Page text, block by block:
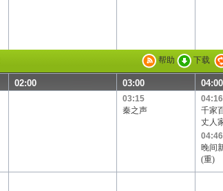
帮助 下载
02:00 03:00 04:00
03:15
秦之声
04:16
千家
丈人
04:46
晚间
(重)